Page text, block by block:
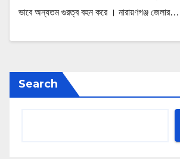
ভাবে অন্যতম গুরত্ব বহন করে । নারায়ণগঞ্জ জেলার…
Search